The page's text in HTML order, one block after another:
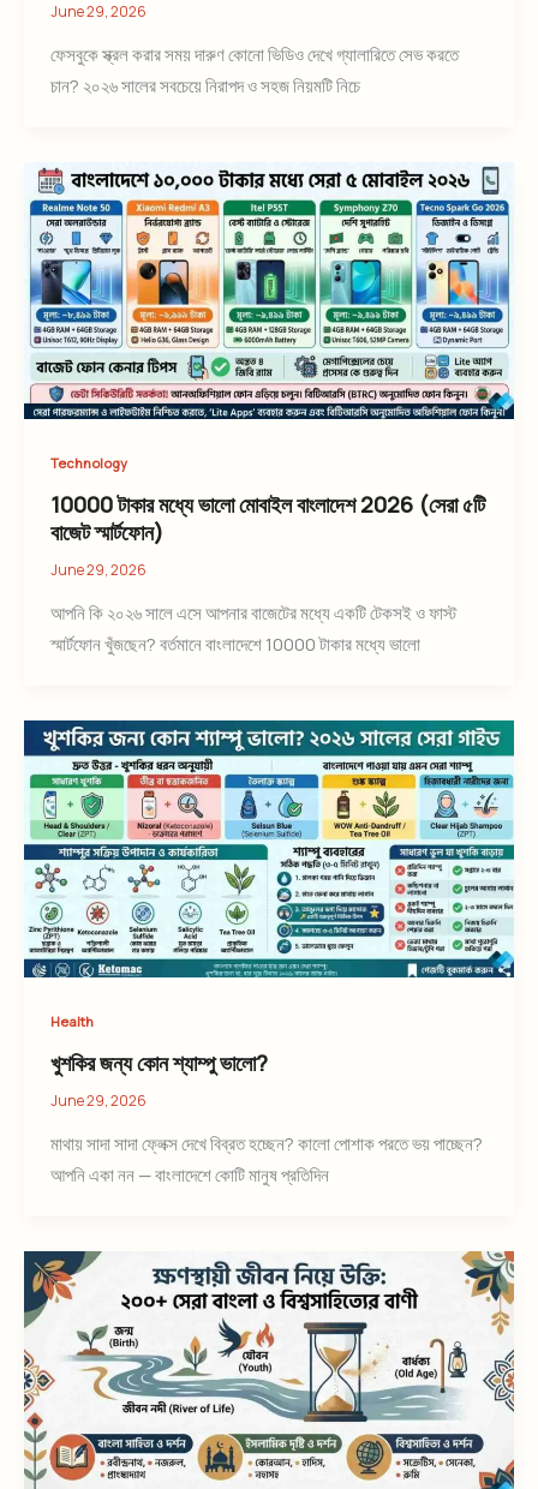
June 29, 2026
ফেসবুকে স্ক্রল করার সময় দারুণ কোনো ভিডিও দেখে গ্যালারিতে সেভ করতে
চান? ২০২৬ সালের সবচেয়ে নিরাপদ ও সহজ নিয়মটি নিচে
Technology
10000 টাকার মধ্যে ভালো মোবাইল বাংলাদেশ 2026 (সেরা ৫টি
বাজেট স্মার্টফোন)
June 29, 2026
আপনি কি ২০২৬ সালে এসে আপনার বাজেটের মধ্যে একটি টেকসই ও ফাস্ট
স্মার্টফোন খুঁজছেন? বর্তমানে বাংলাদেশে 10000 টাকার মধ্যে ভালো
Health
খুশকির জন্য কোন শ্যাম্পু ভালো?
June 29, 2026
মাথায় সাদা সাদা ফ্লেক্স দেখে বিব্রত হচ্ছেন? কালো পোশাক পরতে ভয় পাচ্ছেন?
আপনি একা নন — বাংলাদেশে কোটি মানুষ প্রতিদিন